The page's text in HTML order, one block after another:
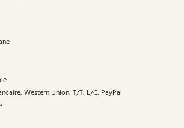
Western Union, T/T, L/C, PayPal